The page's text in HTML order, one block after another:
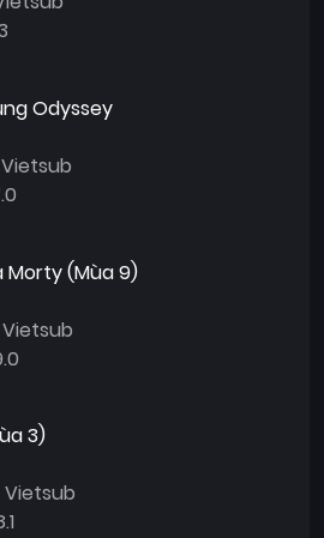
Odyssey
Vietsub
Morty (Mùa 9)
Vietsub
3)
Vietsub